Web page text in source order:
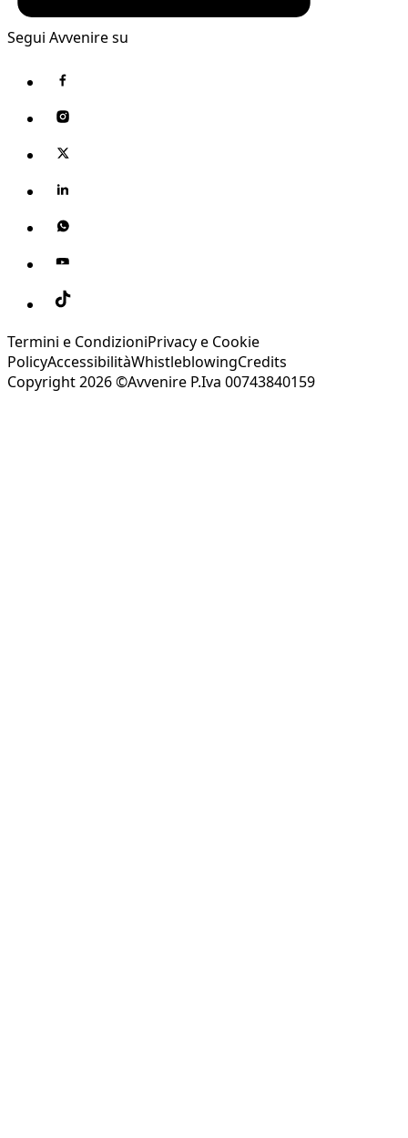
Segui Avvenire su
Termini e CondizioniPrivacy e Cookie
PolicyAccessibilitàWhistleblowingCredits
Copyright 2026 ©Avvenire P.Iva 00743840159